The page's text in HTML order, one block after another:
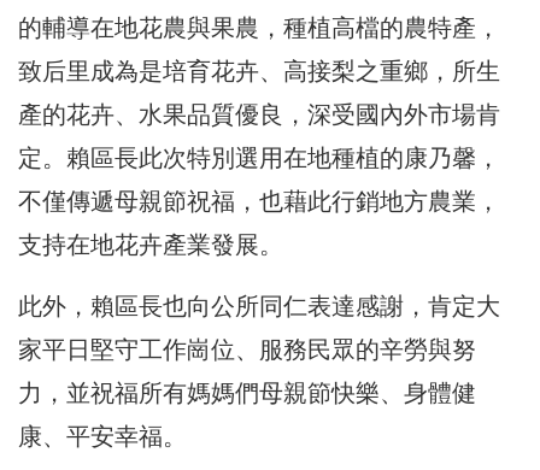
的輔導在地花農與果農，種植高檔的農特產，
致后里成為是培育花卉、高接梨之重鄉，所生
產的花卉、水果品質優良，深受國內外市場肯
定。賴區長此次特別選用在地種植的康乃馨，
不僅傳遞母親節祝福，也藉此行銷地方農業，
支持在地花卉產業發展。
此外，賴區長也向公所同仁表達感謝，肯定大
家平日堅守工作崗位、服務民眾的辛勞與努
力，並祝福所有媽媽們母親節快樂、身體健
康、平安幸福。